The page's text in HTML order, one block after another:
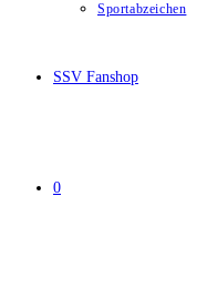
Sportabzeichen
SSV Fanshop
0